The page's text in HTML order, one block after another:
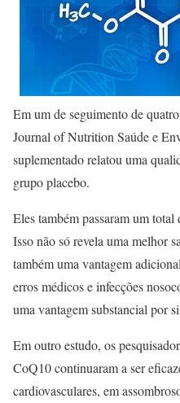
Em um de seguimento de
Journal of Nutrition Saúde e
suplementado relatou uma
grupo placebo.
Eles também passaram um
Isso não só revela uma melhor
também uma vantagem
erros médicos e infecções
uma vantagem substancial por
Em outro estudo, os
CoQ10 continuaram a ser
cardiovasculares, em